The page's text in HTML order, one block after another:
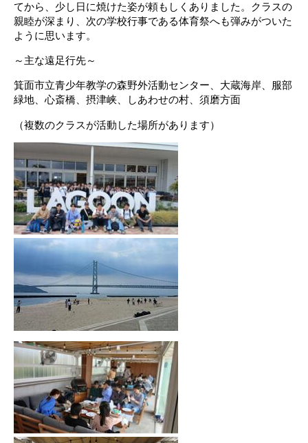
てから、少し日に焼けた姿が頼もしくありました。クラスの
親睦が深まり、次の学校行事である体育祭へも弾みがついた
ように思います。
～主な遠足行先～
箕面市立青少年教学の森野外活動センター、大蔵海岸、服部
緑地、心斎橋、摂津峡、しあわせの村、須磨方面
（複数のクラスが活動した場所があります）